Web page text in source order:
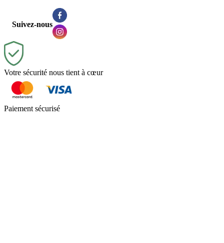
Suivez-nous
Votre sécurité nous tient à cœur
Paiement sécurisé